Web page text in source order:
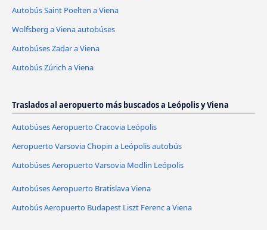
Autobús Saint Poelten a Viena
Wolfsberg a Viena autobúses
Autobúses Zadar a Viena
Autobús Zúrich a Viena
Traslados al aeropuerto más buscados a Leópolis y Viena
Autobúses Aeropuerto Cracovia Leópolis
Aeropuerto Varsovia Chopin a Leópolis autobús
Autobúses Aeropuerto Varsovia Modlin Leópolis
Autobúses Aeropuerto Bratislava Viena
Autobús Aeropuerto Budapest Liszt Ferenc a Viena